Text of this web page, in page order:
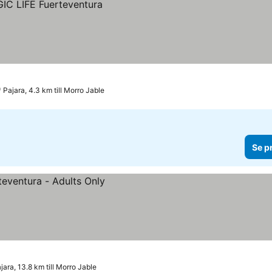
Pajara, 4.3 km till Morro Jable
Se
13.8 km till Morro Jable